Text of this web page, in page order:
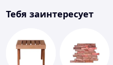
Тебя заинтересует